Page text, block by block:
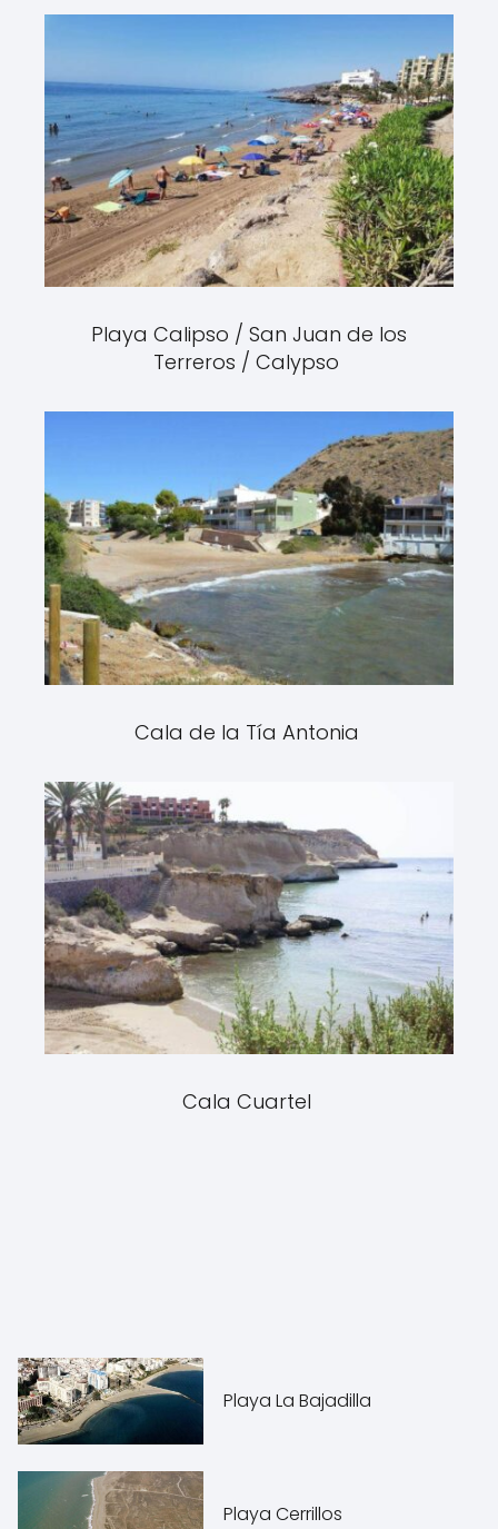
Playa Calipso / San Juan de los
Terreros / Calypso
Cala de la Tía Antonia
Cala Cuartel
Playa La Bajadilla
Playa Cerrillos